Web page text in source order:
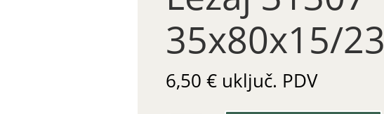
35x80x15/23
6,50 € uključ. PDV